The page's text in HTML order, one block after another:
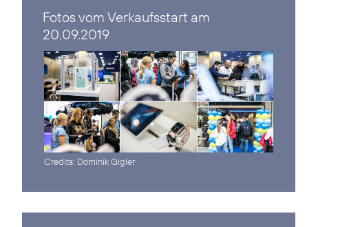
Fotos vom Verkaufsstart am
20.09.2019
Credits: Dominik Gigler